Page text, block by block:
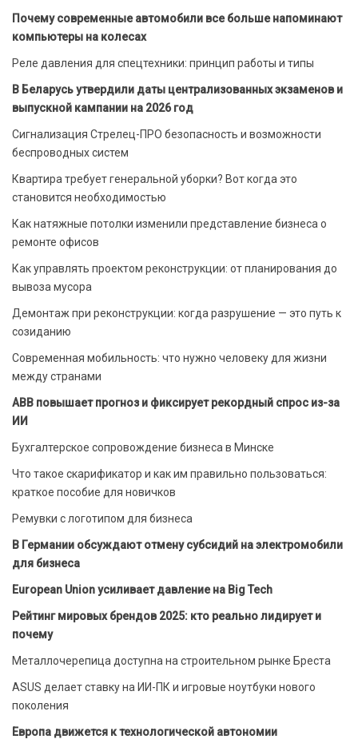
Почему современные автомобили все больше напоминают
компьютеры на колесах
Реле давления для спецтехники: принцип работы и типы
В Беларусь утвердили даты централизованных экзаменов и
выпускной кампании на 2026 год
Сигнализация Стрелец-ПРО безопасность и возможности
беспроводных систем
Квартира требует генеральной уборки? Вот когда это
становится необходимостью
Как натяжные потолки изменили представление бизнеса о
ремонте офисов
Как управлять проектом реконструкции: от планирования до
вывоза мусора
Демонтаж при реконструкции: когда разрушение — это путь к
созиданию
Современная мобильность: что нужно человеку для жизни
между странами
ABB повышает прогноз и фиксирует рекордный спрос из-за
ИИ
Бухгалтерское сопровождение бизнеса в Минске
Что такое скарификатор и как им правильно пользоваться:
краткое пособие для новичков
Ремувки с логотипом для бизнеса
В Германии обсуждают отмену субсидий на электромобили
для бизнеса
European Union усиливает давление на Big Tech
Рейтинг мировых брендов 2025: кто реально лидирует и
почему
Металлочерепица доступна на строительном рынке Бреста
ASUS делает ставку на ИИ-ПК и игровые ноутбуки нового
поколения
Европа движется к технологической автономии